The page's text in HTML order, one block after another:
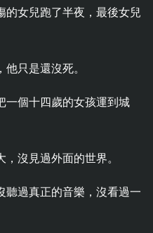
的女兒跑了半夜，最後女兒
只是還沒死。
一個十四歲的女孩運到城
沒見過外面的世界。
聽過真正的音樂，沒看過一